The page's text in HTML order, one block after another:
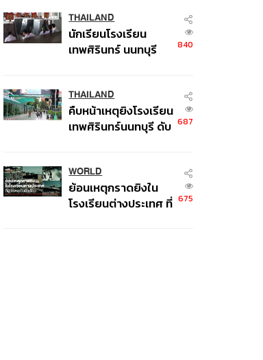
THAILAND
นักเรียนโรงเรียน
เทพศิรินทร์ นนทบุรี
เหตุใช้อาวุธปืนภายใน
โรงเรียนคลี่คลาย
840
THAILAND
คืบหน้าเหตุยิงโรงเรียน
เทพศิรินทร์นนทบุรี ดับ
เหตุ
687
WORLD
ย้อนเหตุกราดยิงใน
โรงเรียนต่างประเทศ ที่ 675